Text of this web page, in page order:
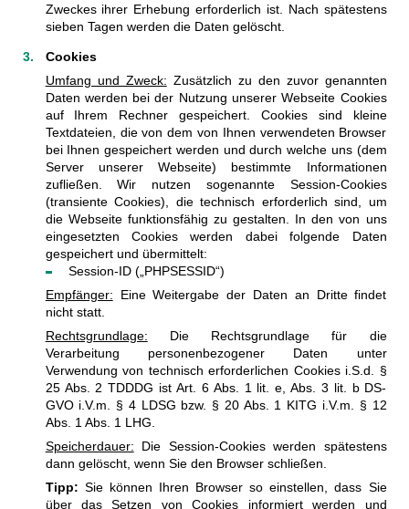
Zweckes ihrer Erhebung erforderlich ist. Nach spätestens
sieben Tagen werden die Daten gelöscht.
Cookies
Umfang und Zweck: Zusätzlich zu den zuvor genannten
Daten werden bei der Nutzung unserer Webseite Cookies
auf Ihrem Rechner gespeichert. Cookies sind kleine
Textdateien, die von dem von Ihnen verwendeten Browser
bei Ihnen gespeichert werden und durch welche uns (dem
Server unserer Webseite) bestimmte Informationen
zufließen. Wir nutzen sogenannte Session-Cookies
(transiente Cookies), die technisch erforderlich sind, um
die Webseite funktionsfähig zu gestalten. In den von uns
eingesetzten Cookies werden dabei folgende Daten
gespeichert und übermittelt:
Session-ID („PHPSESSID“)
Empfänger: Eine Weitergabe der Daten an Dritte findet
nicht statt.
Rechtsgrundlage: Die Rechtsgrundlage für die
Verarbeitung personenbezogener Daten unter
Verwendung von technisch erforderlichen Cookies i.S.d. §
25 Abs. 2 TDDDG ist Art. 6 Abs. 1 lit. e, Abs. 3 lit. b DS-
GVO i.V.m. § 4 LDSG bzw. § 20 Abs. 1 KITG i.V.m. § 12
Abs. 1 Abs. 1 LHG.
Speicherdauer: Die Session-Cookies werden spätestens
dann gelöscht, wenn Sie den Browser schließen.
Tipp: Sie können Ihren Browser so einstellen, dass Sie
über das Setzen von Cookies informiert werden und